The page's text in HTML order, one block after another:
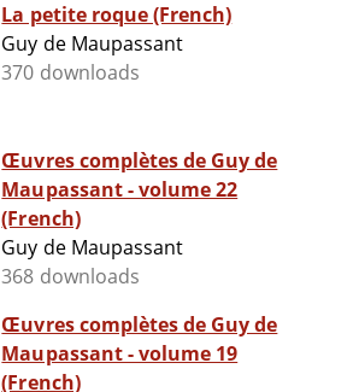
La petite roque (French)
Guy de Maupassant
370 downloads
Œuvres complètes de Guy de
Maupassant - volume 22
(French)
Guy de Maupassant
368 downloads
Œuvres complètes de Guy de
Maupassant - volume 19
(French)